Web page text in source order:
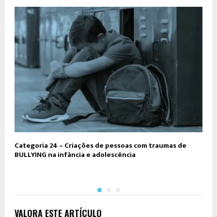
Categoria 24 – Criações de pessoas com traumas de
BULLYING na infância e adolescência
VALORA ESTE ARTÍCULO